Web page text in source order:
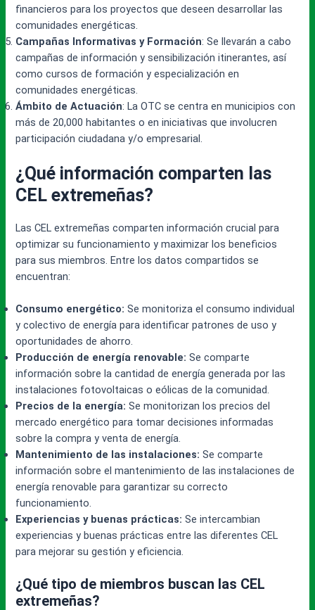
financieros para los proyectos que deseen desarrollar las
comunidades energéticas.
Campañas Informativas y Formación: Se llevarán a cabo
campañas de información y sensibilización itinerantes, así
como cursos de formación y especialización en
comunidades energéticas.
Ámbito de Actuación: La OTC se centra en municipios con
más de 20,000 habitantes o en iniciativas que involucren
participación ciudadana y/o empresarial.
¿Qué información comparten las
CEL extremeñas?
Las CEL extremeñas comparten información crucial para
optimizar su funcionamiento y maximizar los beneficios
para sus miembros. Entre los datos compartidos se
encuentran:
Consumo energético: Se monitoriza el consumo individual
y colectivo de energía para identificar patrones de uso y
oportunidades de ahorro.
Producción de energía renovable: Se comparte
información sobre la cantidad de energía generada por las
instalaciones fotovoltaicas o eólicas de la comunidad.
Precios de la energía: Se monitorizan los precios del
mercado energético para tomar decisiones informadas
sobre la compra y venta de energía.
Mantenimiento de las instalaciones: Se comparte
información sobre el mantenimiento de las instalaciones de
energía renovable para garantizar su correcto
funcionamiento.
Experiencias y buenas prácticas: Se intercambian
experiencias y buenas prácticas entre las diferentes CEL
para mejorar su gestión y eficiencia.
¿Qué tipo de miembros buscan las CEL
extremeñas?